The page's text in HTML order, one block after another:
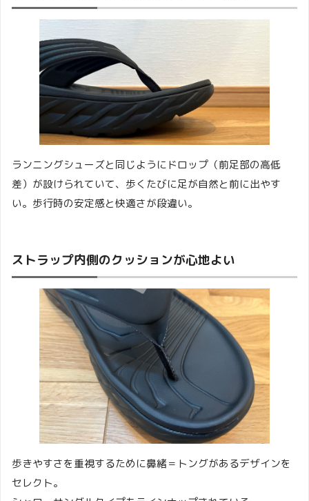
ランニングシューズと同じようにドロップ（前足部の高低
差）が設けられていて、歩くたびに足が自然と前に出やす
い。歩行時の安定感と快適さが段違い。
ストラップ内側のクッションが心地よい
歩きやすさを重視するために鼻緒＝トングがあるデザインを
セレクト。